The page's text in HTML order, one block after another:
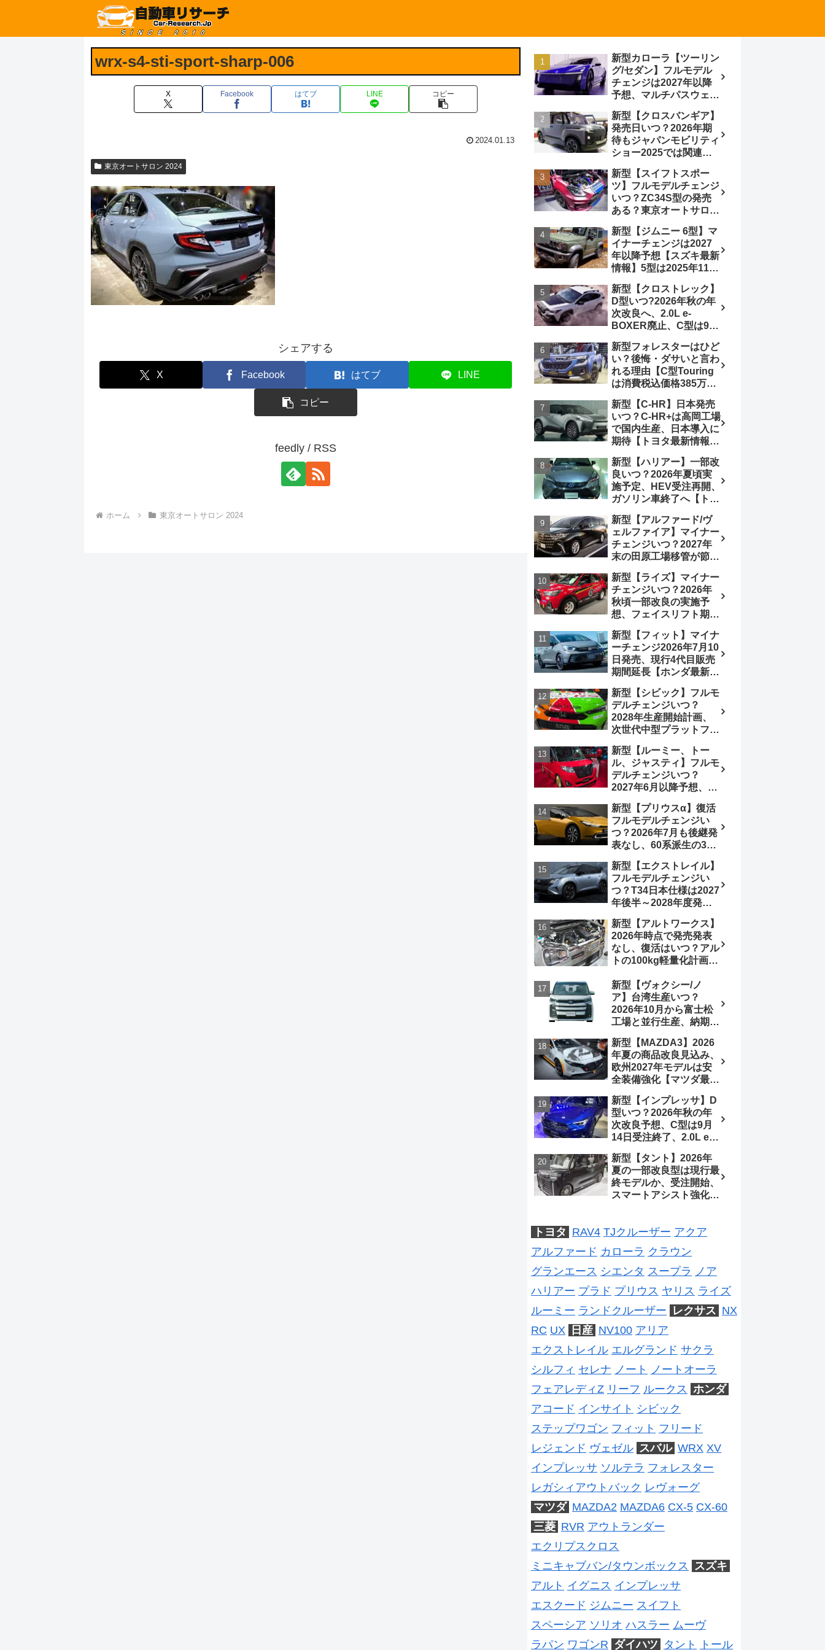
wrx-s4-sti-sport-sharp-006
X Facebook はてブ LINE コピー
2024.01.13
東京オートサロン 2024
シェアする
X Facebook はてブ LINE
コピー
feedly / RSS
ホーム 東京オートサロン 2024
新型カローラ【ツーリン
グ/セダン】フルモデル
チェンジは2027年以降
予想、マルチパスウェイ
BEVからの派生で新開発
小型エンジン搭載の
HEV/PHEV、ギガキャ
ストの採用は無しか【ト
ヨタ最新情報】60周年記
念車発売
新型【クロスバンギア】
発売日いつ？2026年期
待もジャパンモビリティ
ショー2025では関連モ
最新情報】ベース車ノ
ア/ヴォクシーの台湾生
産開始に注目、「ギア」
のほか「コア」と「ツー
ル」、デリカD:5対抗の
クロスオーバーSUVミニ
バン
新型【スイフトスポー
ツ】フルモデルチェンジ
いつ？ZC34S型の発売
ある？東京オートサロン
エロー レヴはスイスポ
コンセプトか？ハイブリ
ッド化/重量増/価格アッ
プが争点【スズキ最新情
報】特別仕様車
「ZC33S Final
Edition」終了
新型【ジムニー 6型】マ
イナーチェンジは2027
年以降予想【スズキ最新
情報】5型は2025年11月
ACC・スズキコネクト
採用
新型【クロストレック】
D型いつ?2026年秋の年
次改良へ、2.0L e-
BOXER廃止、C型は9月
ーボ採用予想【スバル最
新情報】
新型フォレスターはひど
い？後悔・ダサいと言わ
れる理由【C型Touring
は消費税込価格385万円
19.1km/L、納期4～5か
月】ナビUI・冬用タイ
ヤ・ウィルダネス日本発
売は？カーオブザイヤー
とJNCAP大賞受賞後も
残る注意点
新型【C-HR】日本発売
いつ？C-HR+は高岡工場
で国内生産、日本導入に
期待【トヨタ最新情報】
売、2代目HEV・PHEV
は日本未導入
新型【ハリアー】一部改
良いつ？2026年夏頃実
施予定、HEV受注再開、
ガソリン車終了へ【トヨ
チェンジ2027年以降予
想
新型【アルファード/ヴ
ェルファイア】マイナー
チェンジいつ？2027年
末の田原工場移管が節目
のフェイスリフト予想
【トヨタ最新情報】
2026年6月一部改良済
み、消費税込価格559万
9000円から
新型【ライズ】マイナー
チェンジいつ？2026年
秋頃一部改良の実施予
想、フェイスリフト期
2～3ヵ月に短縮【ダイハ
ツ最新情報】前回改良は
2024年11月5日、価格
180.07～244.2万円、値
上げ約8～10万円、法規
対応、ハイブリッド
4WD追加まだ、フルモ
デルチェンジはトヨタが
介入か
新型【フィット】マイナ
ーチェンジ2026年7月10
日発売、現行4代目販売
期間延長【ホンダ最新情
いつ？フルモデルチェン
ジは2029年頃まで遅れ
る予想
新型【シビック】フルモ
デルチェンジいつ？
2028年生産開始計画、
次世代中型プラットフォ
搭載予想【ホンダ最新情
報】Honda S+ Shiftは現
行e:HEV RS 消費税込
4,659,600円で先行導入
新型【ルーミー、トー
ル、ジャスティ】フルモ
デルチェンジいつ？
2027年6月以降予想、ビ
う無い？【トヨタ最新情
報】1.2Lハイブリッド追
加は次期型に期待
新型【プリウスα】復活
フルモデルチェンジい
つ？2026年7月も後継発
表なし、60系派生の3列
発売される可能性は【ト
ヨタ最新情報デザイン予
想画像】スライドドア装
備の要望も
新型【エクストレイル】
フルモデルチェンジい
つ？T34日本仕様は2027
年後半～2028年度発売
米ローグe-POWERは
2026年後半投入へ
新型【アルトワークス】
2026年時点で発売発表
なし、復活はいつ？アル
トの100kg軽量化計画は
処、5MTターボとアルト
スピリットに期待【スズ
キ最新情報】
新型【ヴォクシー/ノ
ア】台湾生産いつ？
2026年10月から富士松
工場と並行生産、納期短
2026年5月6日マイナー
チェンジ、価格 NOAH
326万1500円、VOXY
375万1000円、特別仕様
車 WxBと煌の追加に期
待、S-Zに12.3インチメ
ーター
新型【MAZDA3】2026
年夏の商品改良見込み、
欧州2027年モデルは安
全装備強化【マツダ最新
ジは2028年以降予想
新型【インプレッサ】D
型いつ？2026年秋の年
次改良予想、C型は9月
14日受注終了、2.0L e-
グハイブリッド設定無し
予想【スバル最新情報】
新型【タント】2026年
夏の一部改良型は現行最
終モデルか、受注開始、
スマートアシスト強化と
【ダイハツ最新情報】
トヨタ RAV4 TJクルーザー アクア
アルファード カローラ クラウン
グランエース シエンタ スープラ
ノア
ハリアー プラド プリウス ヤリス ライズ
ルーミー ランドクルーザー レクサス NX
RC UX 日産 NV100 アリア
エクストレイル エルグランド サクラ
シルフィ セレナ ノート
ノートオーラ
フェアレディZ リーフ ルークス ホンダ
アコード インサイト シビック
ステップワゴン フィット フリード
レジェンド ヴェゼル スバル WRX XV
インプレッサ ソルテラ フォレスター
レガシィアウトバック レヴォーグ
マツダ MAZDA2 MAZDA6 CX-5 CX-60
三菱 RVR アウトランダー
エクリプスクロス
ミニキャブバン/タウンボックス
スズキ
アルト イグニス インプレッサ
エスクード ジムニー スイフト
スペーシア ソリオ ハスラー ムーヴ
ラパン ワゴンR ダイハツ タント トール